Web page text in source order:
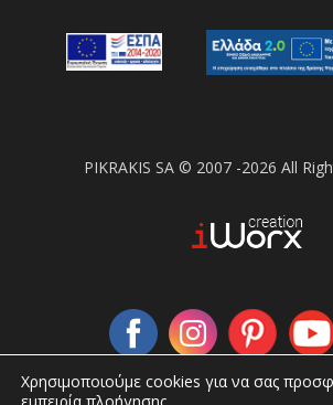
PIKRAKIS SA © 2007 -2026 All
Χρησιμοποιούμε cookies για να σας